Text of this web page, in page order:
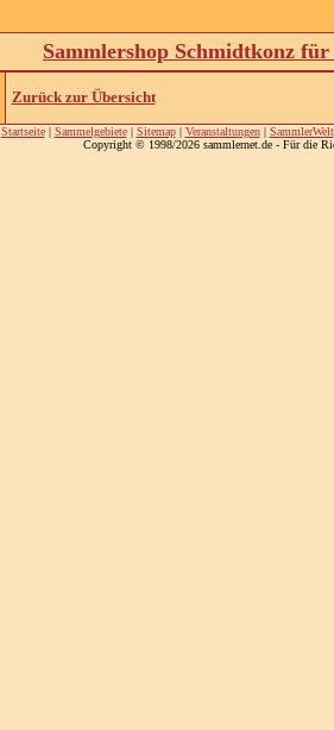
Sammlershop Schmidtkonz
Zurück zur Übersicht
Startseite| Sammelgebiete| Sitemap| Veranstaltungen| SammlerWelt
Copyright © 1998/2026 sammlernet.de - Für die